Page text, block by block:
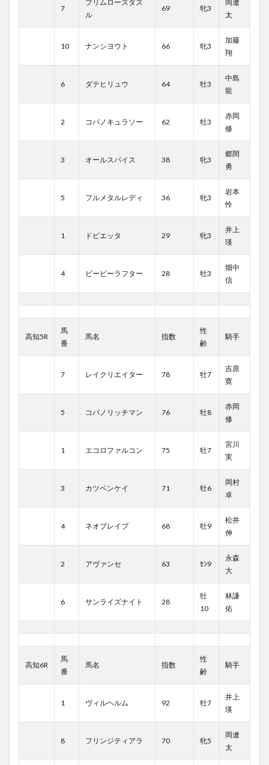
7
プリムローズダズ
ル
69 牝3
岡遼
太
10 ナンシヨウト 66 牝3
加藤
翔
6 ダテヒリュウ 64 牡3
中島
龍
2 コパノキュラソー 62 牡3
赤岡
修
3 オールスパイス 38 牝3
郷間
勇
5 フルメタルレディ 36 牝3
岩本
怜
1 ドピエッタ 29 牝3
井上
瑛
4 ビービーラフター 28 牡3
畑中
信
高知5R
馬
番
馬名 指数
性
齢
騎手
7 レイクリエイター 78 牡7
吉原
寛
5 コパノリッチマン 76 牡8
赤岡
修
1 エコロファルコン 75 牡7
宮川
実
3 カツベンケイ 71 牡6
岡村
卓
4 ネオブレイブ 68 牡9
松井
伸
2 アヴァンセ 63 ｾﾝ9
永森
大
6 サンライズナイト 28
牡
10
林謙
佑
高知6R
馬
番
馬名 指数
性
齢
騎手
1 ヴィルヘルム 92 牡7
井上
瑛
8 フリンジティアラ 70 牝5
岡遼
太